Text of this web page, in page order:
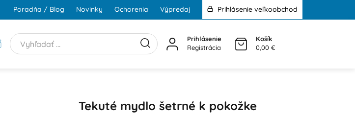
Poradňa / Blog Novinky Ochorenia Výpredaj Prihlásenie veľkoobchod
HYGIENA
Prihlásenie
Registrácia
Košík
0,00 €
Tekuté mydlo šetrné k pokožke